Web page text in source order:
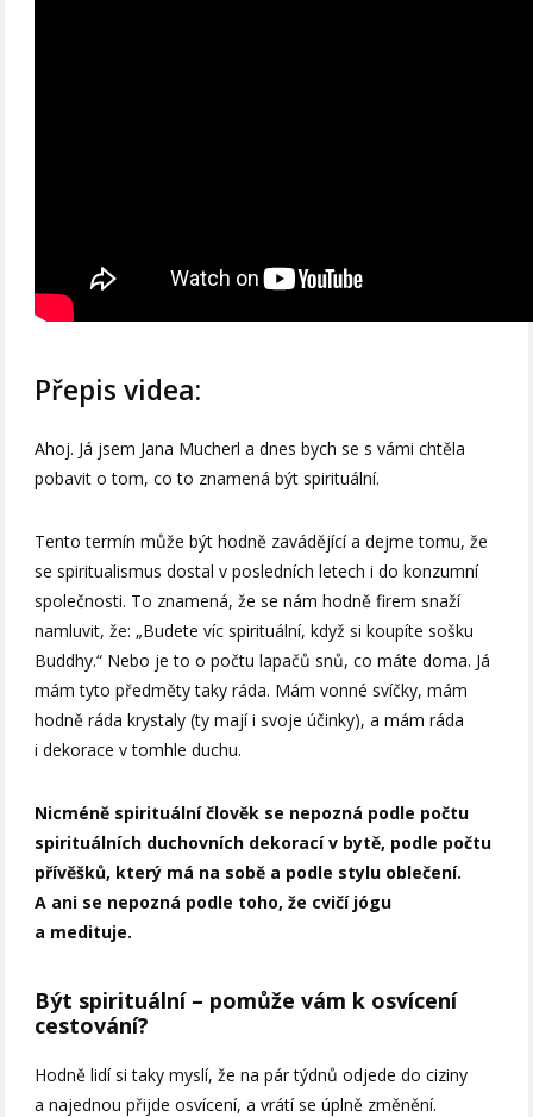
Přepis videa:
Ahoj. Já jsem Jana Mucherl a dnes bych se s vámi chtěla
pobavit o tom, co to znamená být spirituální.
Tento termín může být hodně zavádějící a dejme tomu, že
se spiritualismus dostal v posledních letech i do konzumní
společnosti. To znamená, že se nám hodně firem snaží
namluvit, že: „Budete víc spirituální, když si koupíte sošku
Buddhy.“ Nebo je to o počtu lapačů snů, co máte doma. Já
mám tyto předměty taky ráda. Mám vonné svíčky, mám
hodně ráda krystaly (ty mají i svoje účinky), a mám ráda
i dekorace v tomhle duchu.
Nicméně spirituální člověk se nepozná podle počtu
spirituálních duchovních dekorací v bytě, podle počtu
přívěšků, který má na sobě a podle stylu oblečení.
A ani se nepozná podle toho, že cvičí jógu
a medituje.
Být spirituální – pomůže vám k osvícení
cestování?
Hodně lidí si taky myslí, že na pár týdnů odjede do ciziny
a najednou přijde osvícení, a vrátí se úplně změnění.